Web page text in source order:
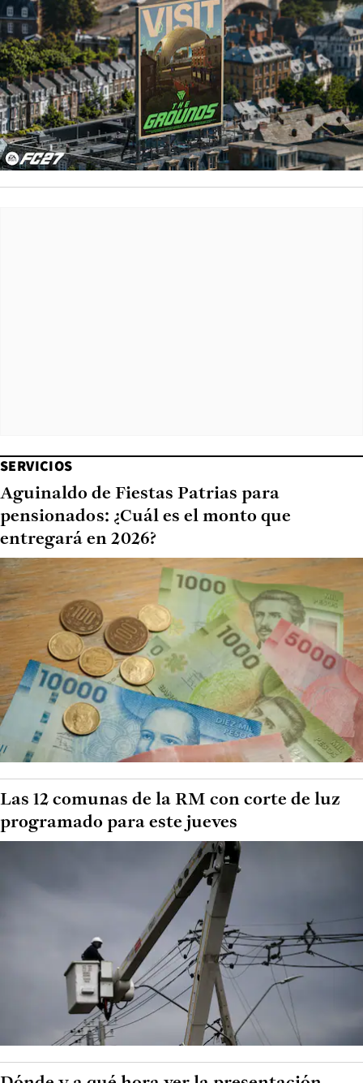
SERVICIOS
Aguinaldo de Fiestas Patrias para
pensionados: ¿Cuál es el monto que
entregará en 2026?
Las 12 comunas de la RM con corte de luz
programado para este jueves